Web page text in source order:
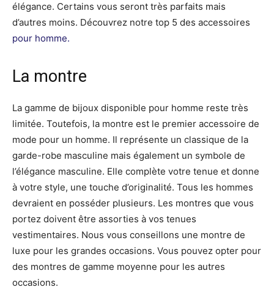
élégance. Certains vous seront très parfaits mais
d’autres moins. Découvrez notre top 5 des accessoires
pour homme.
La montre
La gamme de bijoux disponible pour homme reste très
limitée. Toutefois, la montre est le premier accessoire de
mode pour un homme. Il représente un classique de la
garde-robe masculine mais également un symbole de
l’élégance masculine. Elle complète votre tenue et donne
à votre style, une touche d’originalité. Tous les hommes
devraient en posséder plusieurs. Les montres que vous
portez doivent être assorties à vos tenues
vestimentaires. Nous vous conseillons une montre de
luxe pour les grandes occasions. Vous pouvez opter pour
des montres de gamme moyenne pour les autres
occasions.